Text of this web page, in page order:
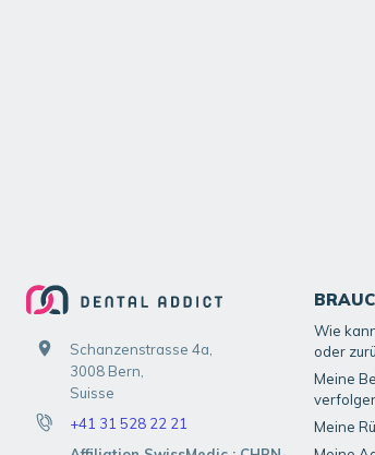
Schanzenstrasse 4a,
3008 Bern,
Suisse
+41 31 528 22 21
Wie
oder
Meine
Meine